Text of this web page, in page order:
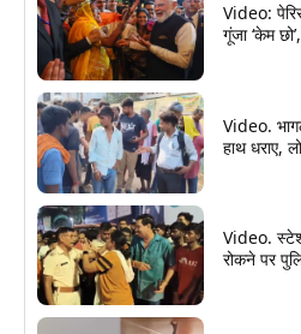
Video:
गूंजा ‘केम
Video.
हाथ धराए,
Video.
रोकने पर